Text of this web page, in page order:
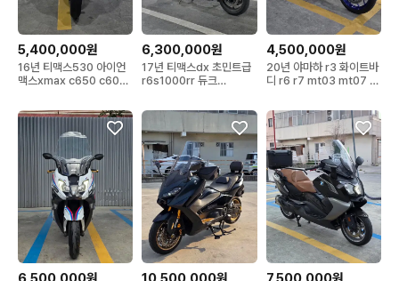
5,400,000원
16년 티맥스530 아이언
맥스xmax c650 c600
6,300,000원
17년 티맥스dx 초민트급
r6s1000rr 듀크
4,500,000원
20년 야마하 r3 화이트바
디 r6 r7 mt03 mt07 닌